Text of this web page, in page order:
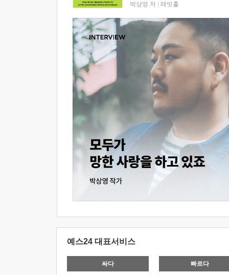
박상영 저 래빗홀
예스24 대표서비스
싸다 빠르다